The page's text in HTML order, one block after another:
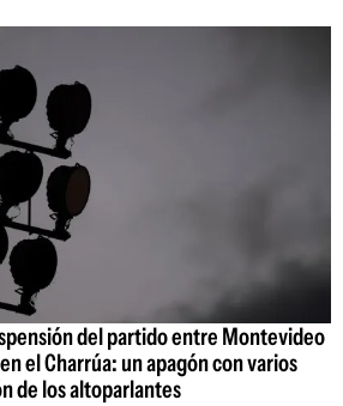
del partido entre Montevideo
el Charrúa: un apagón con varios
de los altoparlantes